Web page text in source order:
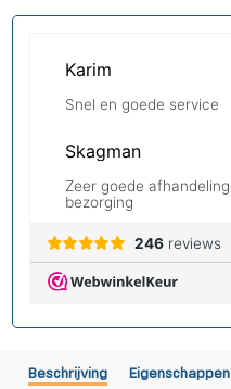
Beschrijving Eigenschappen